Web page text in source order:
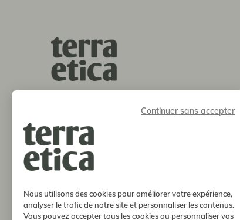
Continuer sans accepter
Nous utilisons des cookies pour améliorer votre expérience,
analyser le trafic de notre site et personnaliser les contenus.
Vous pouvez accepter tous les cookies ou personnaliser vos
5 avenue Louis de Broglie
33600 Pessac
05 56 93 13 83
info@terraetica.coop
où trouver nos produits